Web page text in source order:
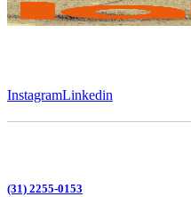
InstagramLinkedin
(31) 2255-0153